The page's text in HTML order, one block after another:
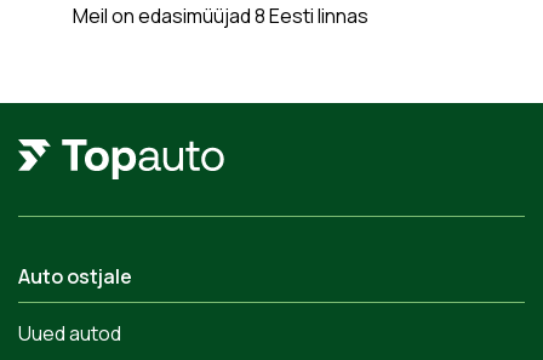
Meil on edasimüüjad 8 Eesti linnas
Auto ostjale
Uued autod